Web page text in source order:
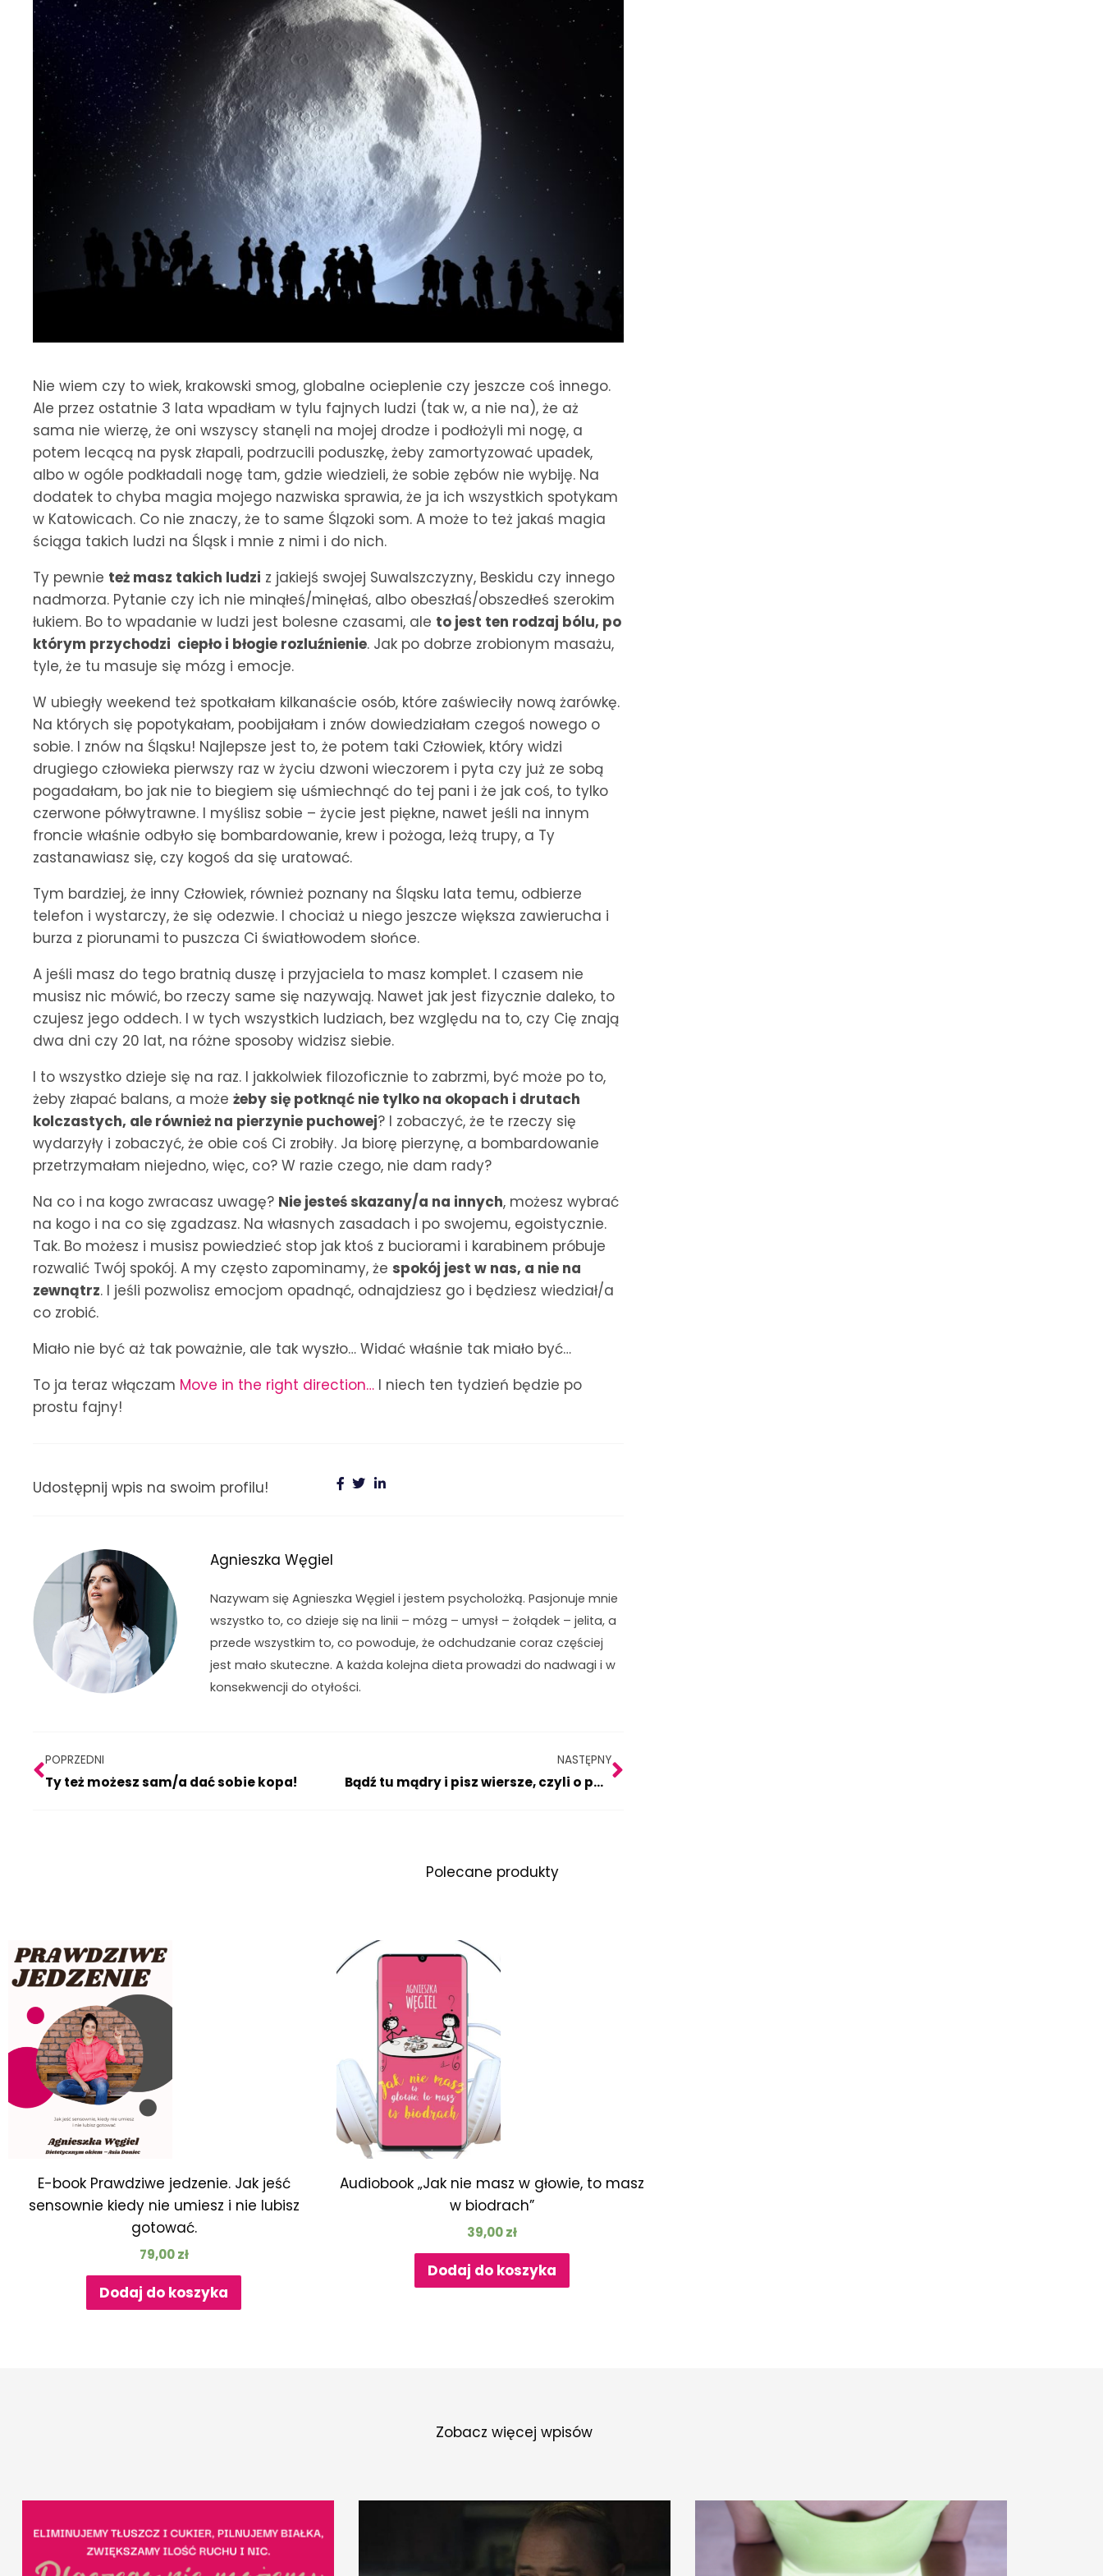
Nie wiem czy to wiek, krakowski smog, globalne ocieplenie czy jeszcze coś innego.
Ale przez ostatnie 3 lata wpadłam w tylu fajnych ludzi (tak w, a nie na), że aż
sama nie wierzę, że oni wszyscy stanęli na mojej drodze i podłożyli mi nogę, a
potem lecącą na pysk złapali, podrzucili poduszkę, żeby zamortyzować upadek,
albo w ogóle podkładali nogę tam, gdzie wiedzieli, że sobie zębów nie wybiję. Na
dodatek to chyba magia mojego nazwiska sprawia, że ja ich wszystkich spotykam
w Katowicach. Co nie znaczy, że to same Ślązoki som. A może to też jakaś magia
ściąga takich ludzi na Śląsk i mnie z nimi i do nich.
Ty pewnie też masz takich ludzi z jakiejś swojej Suwalszczyzny, Beskidu czy innego
nadmorza. Pytanie czy ich nie minąłeś/minęłaś, albo obeszłaś/obszedłeś szerokim
łukiem. Bo to wpadanie w ludzi jest bolesne czasami, ale to jest ten rodzaj bólu, po
którym przychodzi ciepło i błogie rozluźnienie. Jak po dobrze zrobionym masażu,
tyle, że tu masuje się mózg i emocje.
W ubiegły weekend też spotkałam kilkanaście osób, które zaświeciły nową żarówkę.
Na których się popotykałam, poobijałam i znów dowiedziałam czegoś nowego o
sobie. I znów na Śląsku! Najlepsze jest to, że potem taki Człowiek, który widzi
drugiego człowieka pierwszy raz w życiu dzwoni wieczorem i pyta czy już ze sobą
pogadałam, bo jak nie to biegiem się uśmiechnąć do tej pani i że jak coś, to tylko
czerwone półwytrawne. I myślisz sobie – życie jest piękne, nawet jeśli na innym
froncie właśnie odbyło się bombardowanie, krew i pożoga, leżą trupy, a Ty
zastanawiasz się, czy kogoś da się uratować.
Tym bardziej, że inny Człowiek, również poznany na Śląsku lata temu, odbierze
telefon i wystarczy, że się odezwie. I chociaż u niego jeszcze większa zawierucha i
burza z piorunami to puszcza Ci światłowodem słońce.
A jeśli masz do tego bratnią duszę i przyjaciela to masz komplet. I czasem nie
musisz nic mówić, bo rzeczy same się nazywają. Nawet jak jest fizycznie daleko, to
czujesz jego oddech. I w tych wszystkich ludziach, bez względu na to, czy Cię znają
dwa dni czy 20 lat, na różne sposoby widzisz siebie.
I to wszystko dzieje się na raz. I jakkolwiek filozoficznie to zabrzmi, być może po to,
żeby złapać balans, a możeżeby się potknąć nie tylko na okopach i drutach
kolczastych, ale również na pierzynie puchowej? I zobaczyć, że te rzeczy się
wydarzyły i zobaczyć, że obie coś Ci zrobiły. Ja biorę pierzynę, a bombardowanie
przetrzymałam niejedno, więc, co? W razie czego, nie dam rady?
Na co i na kogo zwracasz uwagę? Nie jesteś skazany/a na innych, możesz wybrać
na kogo i na co się zgadzasz. Na własnych zasadach i po swojemu, egoistycznie.
Tak. Bo możesz i musisz powiedzieć stop jak ktoś z buciorami i karabinem próbuje
rozwalić Twój spokój. A my często zapominamy, żespokój jest w nas, a nie na
zewnątrz. I jeśli pozwolisz emocjom opadnąć, odnajdziesz go i będziesz wiedział/a
co zrobić.
Miało nie być aż tak poważnie, ale tak wyszło… Widać właśnie tak miało być…
To ja teraz włączam Move in the right direction… I niech ten tydzień będzie po
prostu fajny!
Udostępnij wpis na swoim profilu!
Agnieszka Węgiel
Nazywam się Agnieszka Węgiel i jestem psycholożką. Pasjonuje mnie
wszystko to, co dzieje się na linii – mózg – umysł – żołądek – jelita, a
przede wszystkim to, co powoduje, że odchudzanie coraz częściej
jest mało skuteczne. A każda kolejna dieta prowadzi do nadwagi i w
konsekwencji do otyłości.
Prev
POPRZEDNI
Ty też możesz sam/a dać sobie kopa!
NASTĘPNY
Bądź tu mądry i pisz wiersze, czyli o podejmowaniu decyzji.
Następny
Polecane produkty
E-book Prawdziwe jedzenie. Jak jeść
sensownie kiedy nie umiesz i nie lubisz
gotować.
79,00zł
Dodaj do koszyka
Audiobook „Jak nie masz w głowie, to masz
w biodrach”
39,00zł
Dodaj do koszyka
Zobacz więcej wpisów